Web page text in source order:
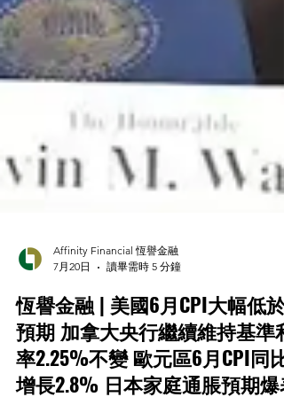
Affinity Financial 恆譽金融
7月20日
讀畢需時 5 分鐘